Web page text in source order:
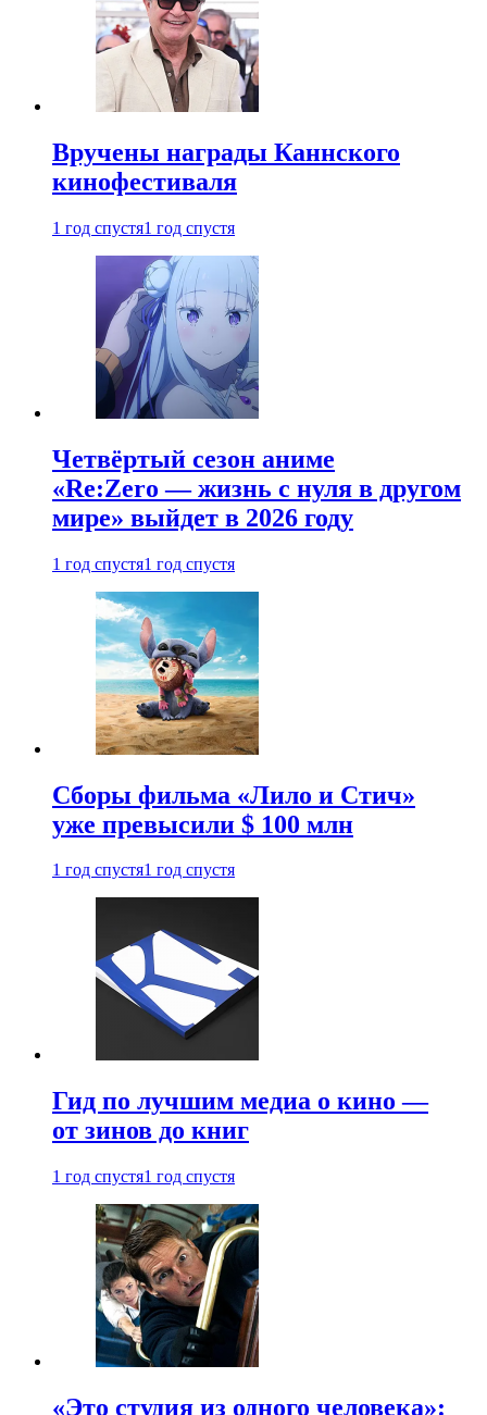
Вручены награды Каннского
кинофестиваля
1 год спустя1 год спустя
Четвёртый сезон аниме
«Re:Zero — жизнь с нуля в другом
мире» выйдет в 2026 году
1 год спустя1 год спустя
Сборы фильма «Лило и Стич»
уже превысили $ 100 млн
1 год спустя1 год спустя
Гид по лучшим медиа о кино —
от зинов до книг
1 год спустя1 год спустя
«Это студия из одного человека»: